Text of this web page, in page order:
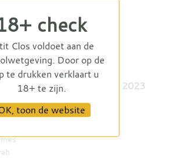
Cuvée Tradition Rouge 2023
check
Clos voldoet aan de
Door op de
te drukken verklaart u
18+ te zijn.
toon de website